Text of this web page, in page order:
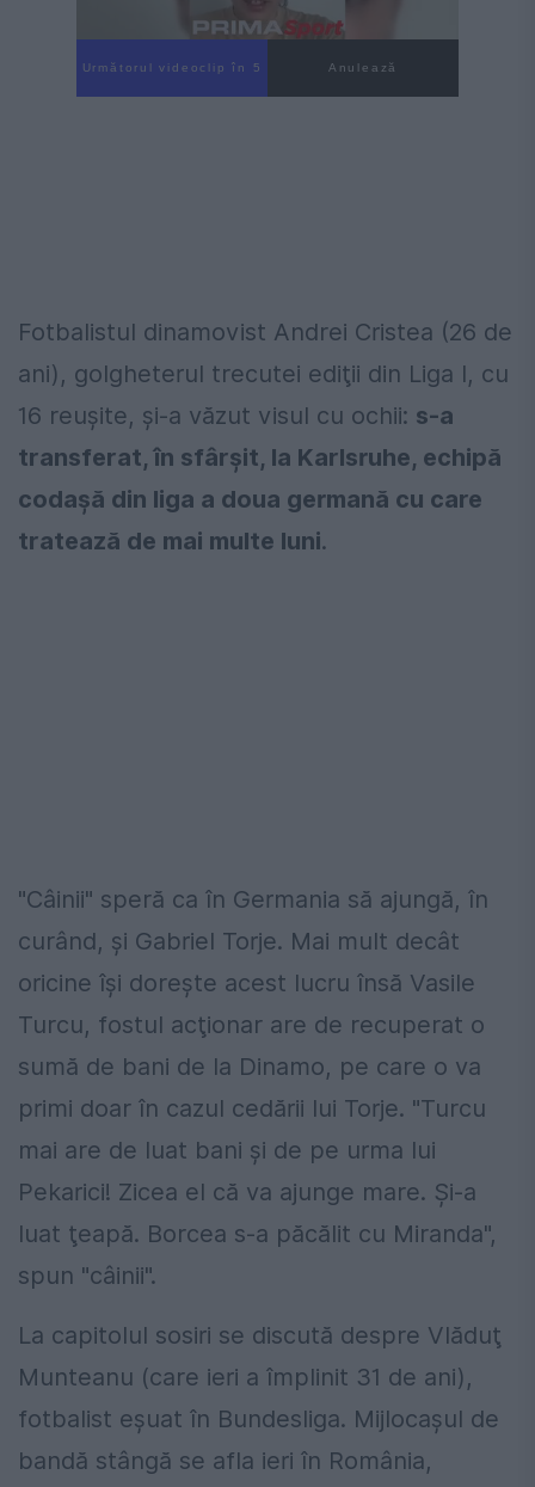
Următorul videoclip în 4 Anulează
Fotbalistul dinamovist Andrei Cristea (26 de
ani), golgheterul trecutei ediţii din Liga I, cu
16 reuşite, şi-a văzut visul cu ochii: s-a
transferat, în sfârşit, la Karlsruhe, echipă
codaşă din liga a doua germană cu care
tratează de mai multe luni.
"Câinii" speră ca în Germania să ajungă, în
curând, şi Gabriel Torje. Mai mult decât
oricine îşi doreşte acest lucru însă Vasile
Turcu, fostul acţionar are de recuperat o
sumă de bani de la Dinamo, pe care o va
primi doar în cazul cedării lui Torje. "Turcu
mai are de luat bani şi de pe urma lui
Pekarici! Zicea el că va ajunge mare. Şi-a
luat ţeapă. Borcea s-a păcălit cu Miranda",
spun "câinii".
La capitolul sosiri se discută despre Vlăduţ
Munteanu (care ieri a împlinit 31 de ani),
fotbalist eşuat în Bundesliga. Mijlocaşul de
bandă stângă se afla ieri în România,